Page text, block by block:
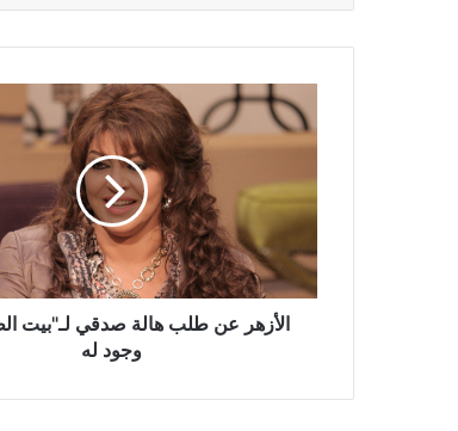
الأزهر
عن
طلب
صدقي
لـ"بيت
الطاعة":
لا
وجود
الأزهر عن طلب هالة صدقي لـ"بيت
وجود له